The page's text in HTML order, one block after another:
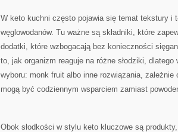
W keto kuchni często pojawia się temat tekstury i
węglowodanów. Tu ważne są składniki, które
dodatki, które wzbogacają bez konieczności
to, jak organizm reaguje na różne słodziki,
wyboru: monk fruit albo inne rozwiązania,
mogą być codziennym wsparciem zamiast
Obok słodkości w stylu keto kluczowe są